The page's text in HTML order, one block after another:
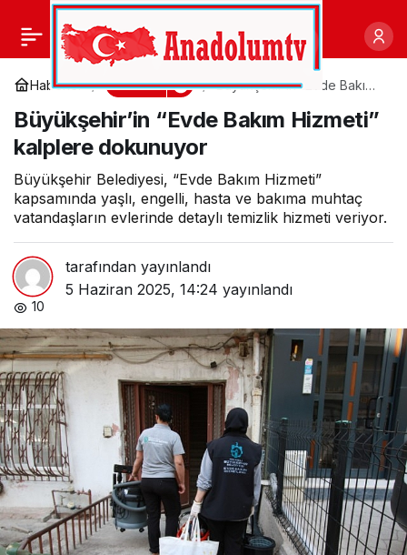
Haberler Kültür
Büyükşehir’in “Evde Bakım
dokunuyor
Büyükşehir’in “Evde Bakım Hizmeti”
kalplere dokunuyor
Büyükşehir Belediyesi, “Evde Bakım Hizmeti”
kapsamında yaşlı, engelli, hasta ve bakıma muhtaç
vatandaşların evlerinde detaylı temizlik hizmeti veriyor.
tarafından yayınlandı
5 Haziran 2025, 14:24 yayınlandı
10
Karşıyaka’nın tesisleri
Kurban Bayramı’nda da
hizmette
Paylaş